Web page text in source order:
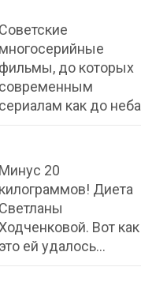
Советские
многосерийные
фильмы, до которых
современным
сериалам как до неба
Минус 20
килограммов! Диета
Светланы
Ходченковой. Вот как
это ей удалось…